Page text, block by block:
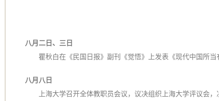
八月二日、三日
瞿秋白在《民国日报》副刊《觉悟》上发表《现代中国所当
八月八日
上海大学召开全体教职员会议，议决组织上海大学评议会